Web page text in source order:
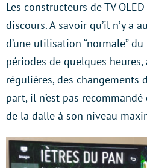
Les constructeurs de TV
discours. A savoir qu’il n’y a
d’une utilisation “normale”
périodes de quelques
régulières, des changements
part, il n’est pas
de la dalle à son niveau